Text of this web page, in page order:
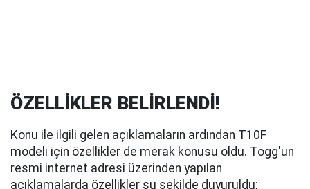
ÖZELLİKLER BELİRLENDİ!
Konu ile ilgili gelen açıklamaların ardından T10F
modeli için özellikler de merak konusu oldu. Togg'un
resmi internet adresi üzerinden yapılan
açıklamalarda özellikler şu şekilde duyuruldu;